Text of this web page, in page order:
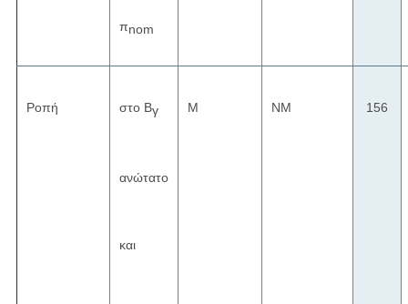
πnom
Ροπή στο Βγ
ανώτατο
και
Μ NM 156